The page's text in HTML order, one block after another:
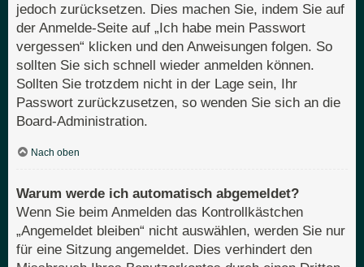
jedoch zurücksetzen. Dies machen Sie, indem Sie auf
der Anmelde-Seite auf „Ich habe mein Passwort
vergessen“ klicken und den Anweisungen folgen. So
sollten Sie sich schnell wieder anmelden können.
Sollten Sie trotzdem nicht in der Lage sein, Ihr
Passwort zurückzusetzen, so wenden Sie sich an die
Board-Administration.
Nach oben
Warum werde ich automatisch abgemeldet?
Wenn Sie beim Anmelden das Kontrollkästchen
„Angemeldet bleiben“ nicht auswählen, werden Sie nur
für eine Sitzung angemeldet. Dies verhindert den